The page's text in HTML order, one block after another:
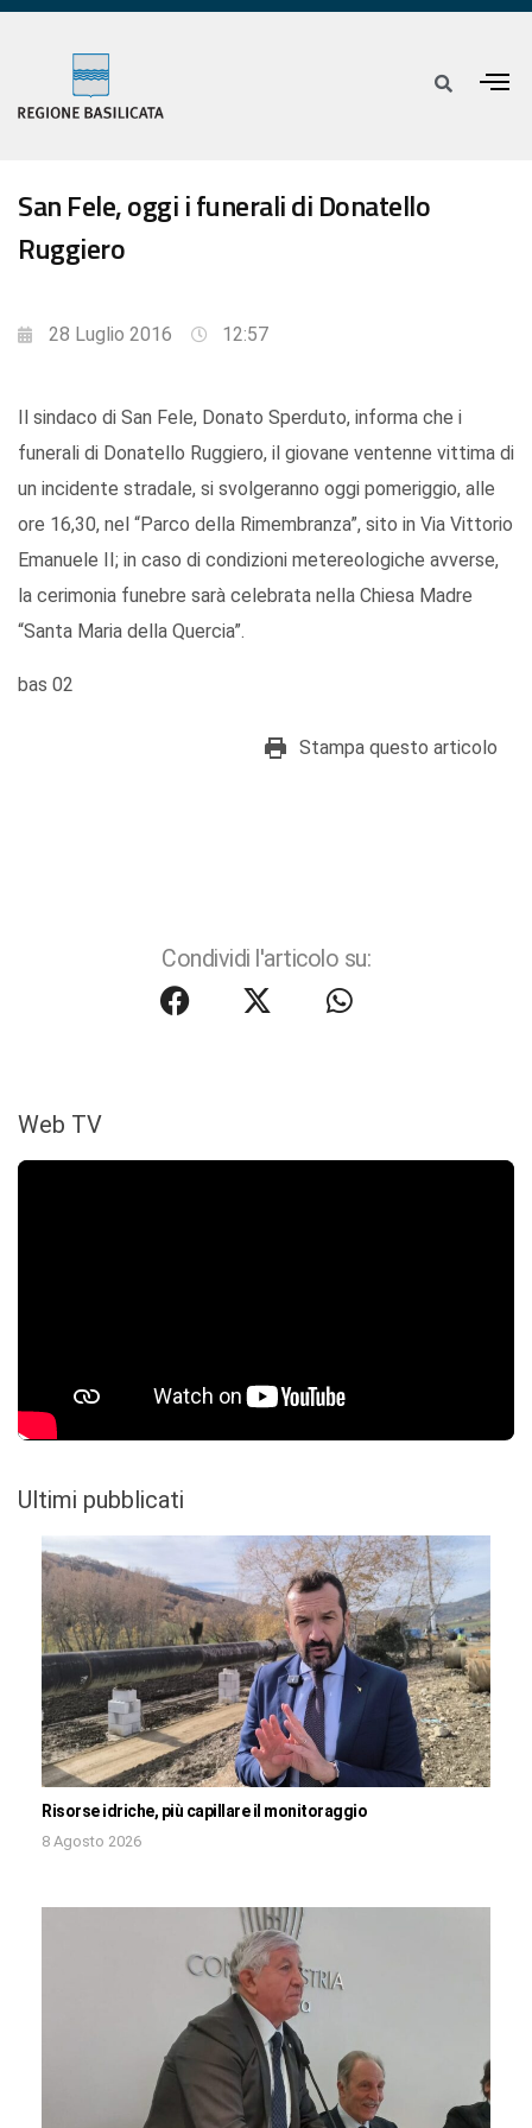
San Fele, oggi i funerali di Donatello
Ruggiero
28 Luglio 2016 12:57
Il sindaco di San Fele, Donato Sperduto, informa che i
funerali di Donatello Ruggiero, il giovane ventenne vittima di
un incidente stradale, si svolgeranno oggi pomeriggio, alle
ore 16,30, nel “Parco della Rimembranza”, sito in Via Vittorio
Emanuele II; in caso di condizioni metereologiche avverse,
la cerimonia funebre sarà celebrata nella Chiesa Madre
“Santa Maria della Quercia”.
bas 02
Stampa questo articolo
Condividi l'articolo su:
Web TV
Ultimi pubblicati
Risorse idriche, più capillare il monitoraggio
8 Agosto 2026